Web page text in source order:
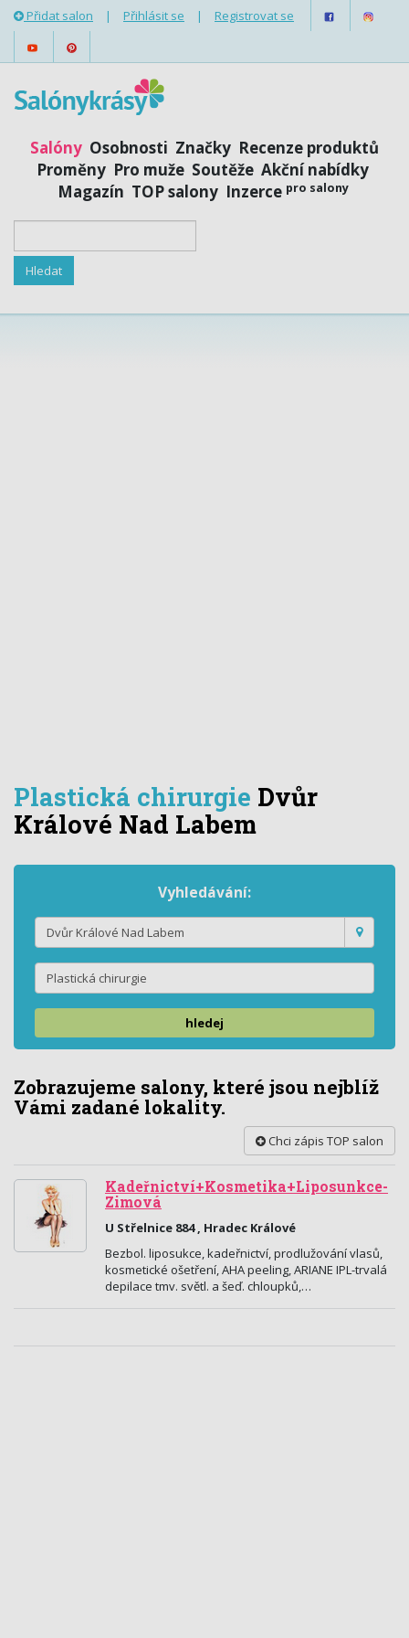
Přidat salon | Přihlásit se | Registrovat se
Salóny Osobnosti Značky Recenze produktů
Proměny Pro muže Soutěže Akční nabídky
Magazín TOP salony Inzerce pro salony
Plastická chirurgie Dvůr
Králové Nad Labem
Vyhledávání:
hledej
Zobrazujeme salony, které jsou nejblíž
Vámi zadané lokality.
Chci zápis TOP salon
Kadeřnictví+Kosmetika+Liposunkce-
Zimová
U Střelnice 884 , Hradec Králové
Bezbol. liposukce, kadeřnictví, prodlužování vlasů,
kosmetické ošetření, AHA peeling, ARIANE IPL-trvalá
depilace tmv. světl. a šeď. chloupků,…